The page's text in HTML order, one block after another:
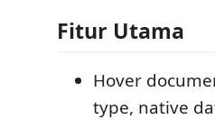
Fitur Utama
Hover
type, native